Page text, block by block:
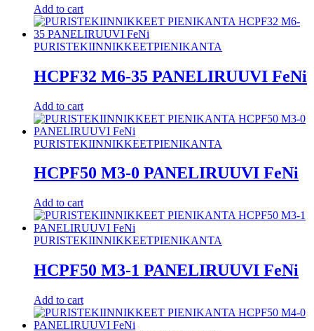
Add to cart
PURISTEKIINNIKKEETPIENIKANTA
HCPF32 M6-35 PANELIRUUVI FeNi
Add to cart
PURISTEKIINNIKKEETPIENIKANTA
HCPF50 M3-0 PANELIRUUVI FeNi
Add to cart
PURISTEKIINNIKKEETPIENIKANTA
HCPF50 M3-1 PANELIRUUVI FeNi
Add to cart